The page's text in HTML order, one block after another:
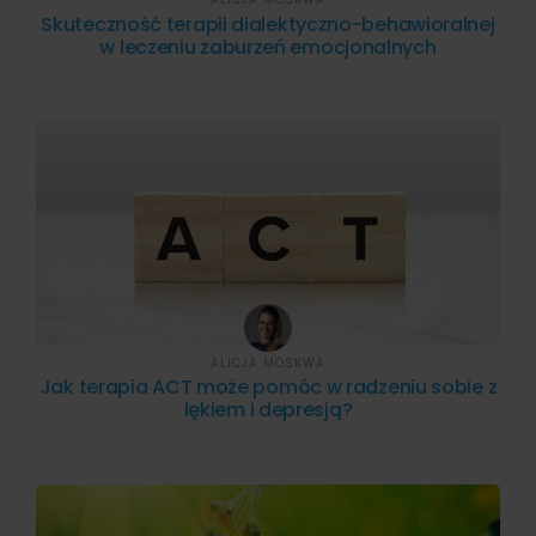
Skuteczność terapii dialektyczno-behawioralnej
w leczeniu zaburzeń emocjonalnych
Jak terapia ACT może pomóc w radzeniu sobie z
lękiem i depresją?
ALICJA MOSKWA